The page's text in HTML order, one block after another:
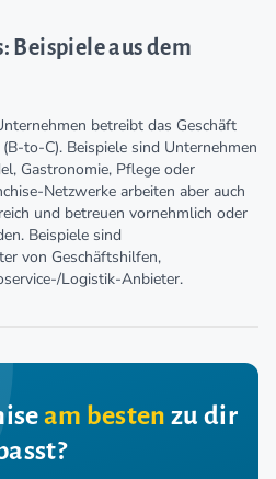
Beispiele aus dem
betreibt das Geschäft
to-C). Beispiele sind Unternehmen
Gastronomie, Pflege oder
Netzwerke arbeiten aber auch
und betreuen vornehmlich oder
Beispiele sind
von Geschäftshilfen,
Logistik-Anbieter.
am besten zu dir